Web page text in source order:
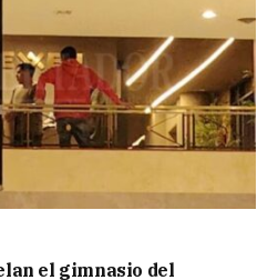
el gimnasio del